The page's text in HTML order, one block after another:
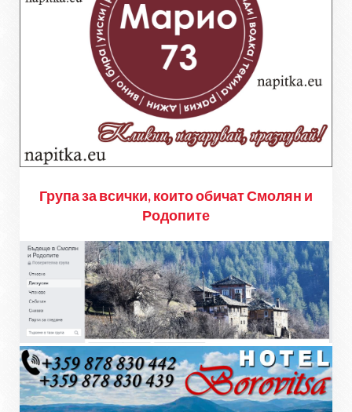
Група за всички, които обичат Смолян и
Родопите